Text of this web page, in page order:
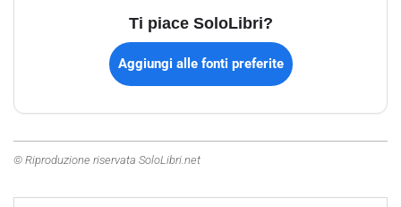
Ti piace SoloLibri?
Aggiungi alle fonti preferite
© Riproduzione riservata SoloLibri.net